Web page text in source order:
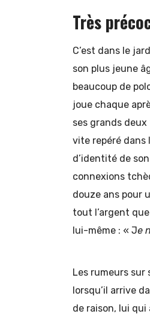
Très
C’est dans le
son plus jeune
beaucoup de
joue chaque
ses grands
vite repéré dans
d’identité de
connexions
douze ans pour
tout l’argent
lui-même : « Je
Les rumeurs sur
lorsqu’il arrive
de raison, lui